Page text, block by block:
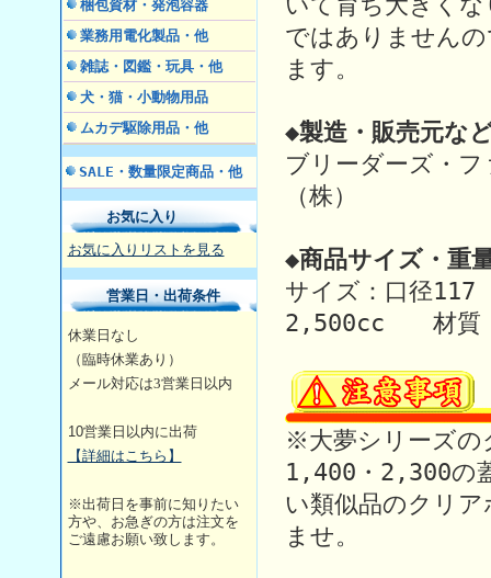
梱包資材・発泡容器
業務用電化製品・他
雑誌・図鑑・玩具・他
犬・猫・小動物用品
ムカデ駆除用品・他
SALE・数量限定商品・他
お気に入り
お気に入りリストを見る
営業日・出荷条件
休業日なし
（臨時休業あり）
メール対応は3営業日 以内
10営業日以内に出荷
【詳細はこちら】
※出荷日を事前に知りたい
方や、お急ぎの方は注文を
ご遠慮お願い致します。
ではありません
ます。
◆製造・販売元な
ブリーダーズ・
（株）
◆商品サイズ・重
サイズ：口径
2,500cc 材質
※大夢シリーズの
1,400・2,300の
い類似品のクリ
ませ。